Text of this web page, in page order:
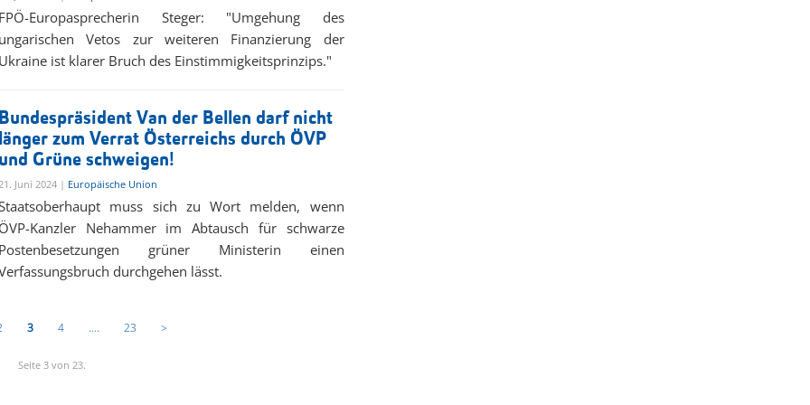
Europasprecherin Steger: "Umgehung des
Vetos zur weiteren Finanzierung der
ist klarer Bruch des Einstimmigkeitsprinzips."
Van der Bellen darf nicht
zum Verrat Österreichs durch ÖVP
Grüne schweigen!
Juni 2024 | Europäische Union
muss sich zu Wort melden, wenn
Kanzler Nehammer im Abtausch für schwarze
grüner Ministerin einen
durchgehen lässt.
3 4 .... 23 >
Seite 3 von 23.